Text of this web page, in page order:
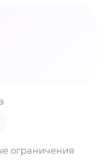
ограничения